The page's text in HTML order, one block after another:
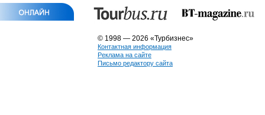
© 1998 — 2026 «Турбизнес»
Контактная информация
Реклама на сайте
Письмо редактору сайта